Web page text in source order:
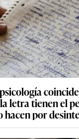
letra tienen el
hacen por